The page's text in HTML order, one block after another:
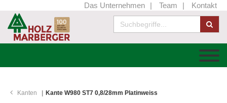
Das Unternehmen Team Kontakt
Kanten Kante W980 ST7 0,8/28mm Platinweiss